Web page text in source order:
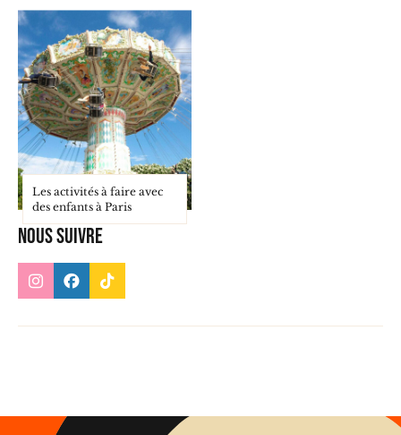
Nous suivre
Les activités à faire avec
des enfants à Paris